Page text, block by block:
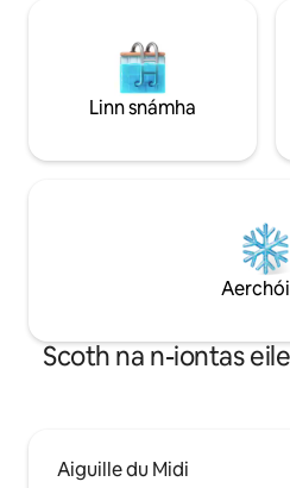
Linn snámha
Scoth na n-iontas
Aiguille du Midi